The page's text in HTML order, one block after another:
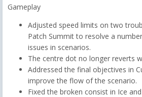
Gameplay
Adjusted speed limits on two
Patch Summit to resolve a
issues in scenarios.
The centre dot no longer reverts
Addressed the final objectives in
improve the flow of the scenario.
Fixed the broken consist in Ice